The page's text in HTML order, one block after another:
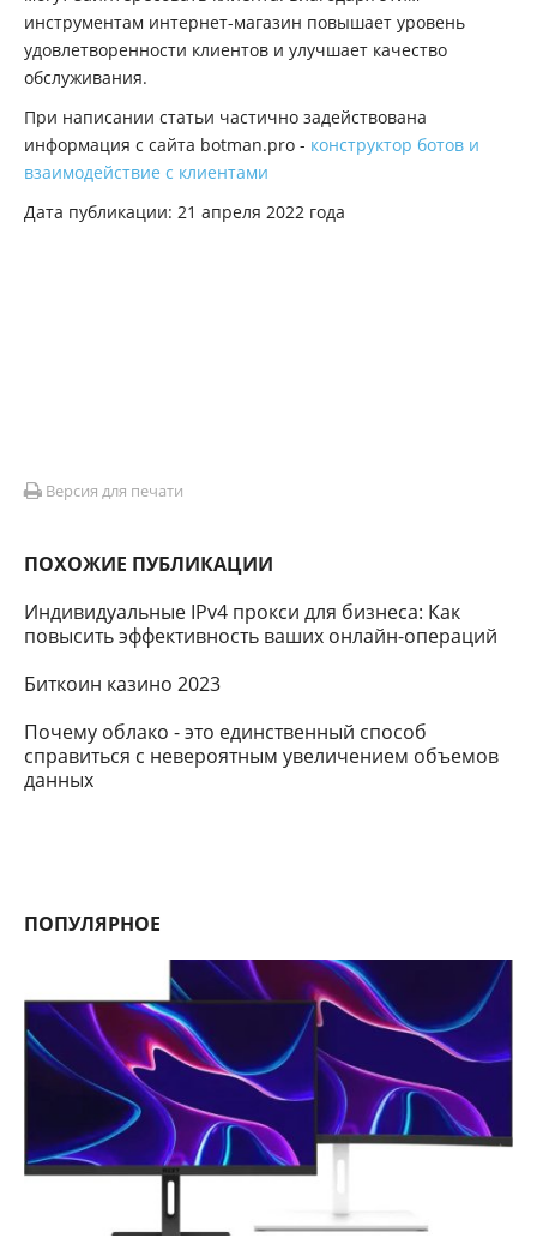
инструментам интернет-магазин повышает уровень
удовлетворенности клиентов и улучшает качество
обслуживания.
При написании статьи частично задействована
информация с сайта botman.pro - конструктор ботов и
взаимодействие с клиентами
Дата публикации: 21 апреля 2022 года
Версия для печати
ПОХОЖИЕ ПУБЛИКАЦИИ
Индивидуальные IPv4 прокси для бизнеса: Как
повысить эффективность ваших онлайн-операций
Биткоин казино 2023
Почему облако - это единственный способ
справиться с невероятным увеличением объемов
данных
ПОПУЛЯРНОЕ